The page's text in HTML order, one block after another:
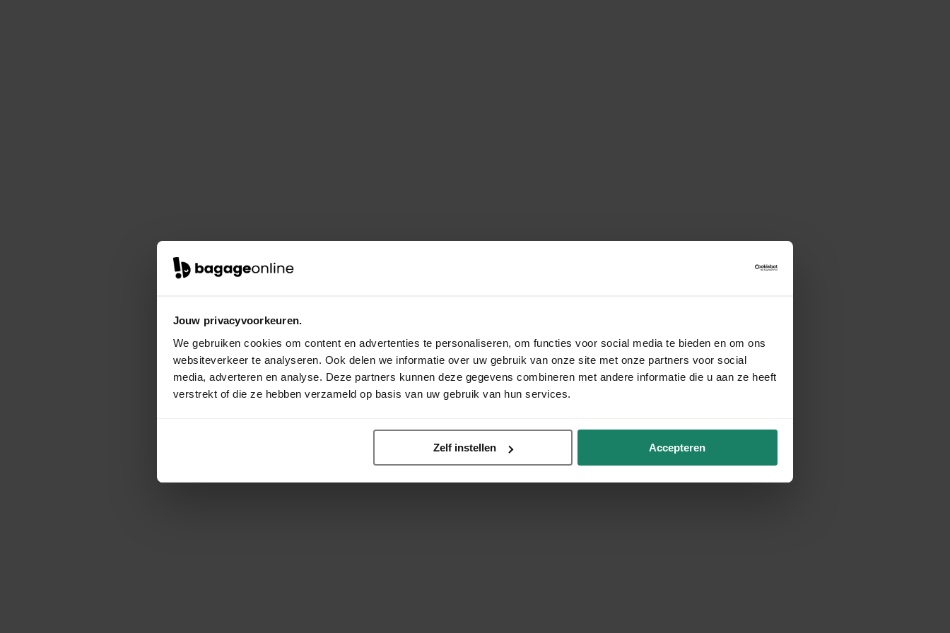
Jouw privacyvoorkeuren.
We gebruiken cookies om content en advertenties te personaliseren, om functies voor social media te bieden en om ons
websiteverkeer te analyseren. Ook delen we informatie over uw gebruik van onze site met onze partners voor social
media, adverteren en analyse. Deze partners kunnen deze gegevens combineren met andere informatie die u aan ze heeft
verstrekt of die ze hebben verzameld op basis van uw gebruik van hun services.
Zelf instellen Accepteren